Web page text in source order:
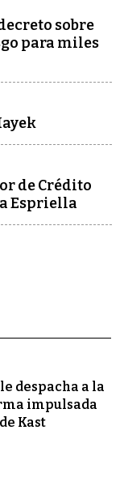
sobre
para miles
de Crédito
Espriella
despacha a la
impulsada
Kast